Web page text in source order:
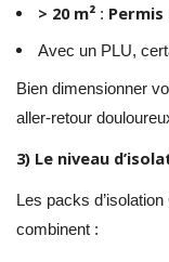
> 20 m²: Permis
Avec un PLU,
Bien dimensionner
aller-retour
3) Le niveau
Les packs
combinent :